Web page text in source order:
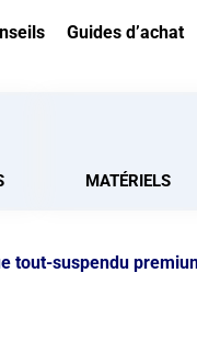
Guides d’achat
MATÉRIELS
tout-suspendu